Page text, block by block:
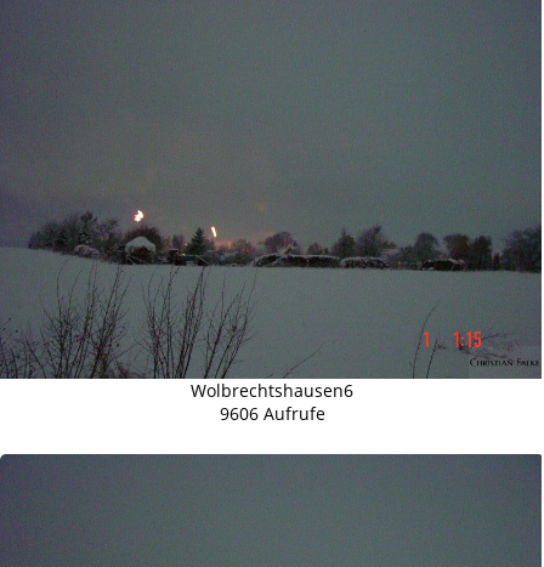
Wolbrechtshausen6
9606 Aufrufe